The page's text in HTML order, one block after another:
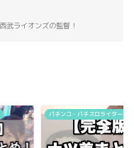
武ライオンズの監督！
パチンコ・パチスロライター